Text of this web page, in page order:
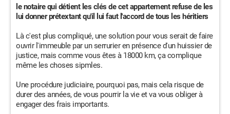
le notaire qui détient les clés de cet appartement refuse de les
lui donner prétextant qu'il lui faut l'accord de tous les héritiers
Là c'est plus compliqué, une solution pour vous serait de faire
ouvrir l'immeuble par un serrurier en présence d'un huissier de
justice, mais comme vous êtes à 18000 km, ça complique
même les choses sipmles.
Une procédure judiciaire, pourquoi pas, mais cela risque de
durer des années, de vous pourrir la vie et va vous obliger à
engager des frais importants.